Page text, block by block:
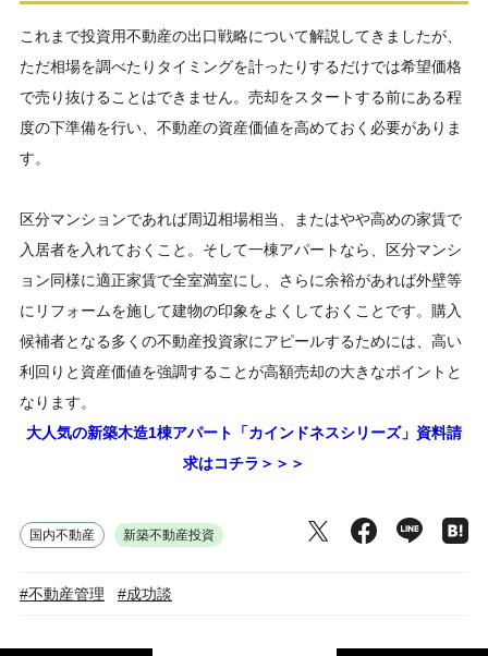
これまで投資用不動産の出口戦略について解説してきましたが、
ただ相場を調べたりタイミングを計ったりするだけでは希望価格
で売り抜けることはできません。売却をスタートする前にある程
度の下準備を行い、不動産の資産価値を高めておく必要がありま
す。
区分マンションであれば周辺相場相当、またはやや高めの家賃で
入居者を入れておくこと。そして一棟アパートなら、区分マンシ
ョン同様に適正家賃で全室満室にし、さらに余裕があれば外壁等
にリフォームを施して建物の印象をよくしておくことです。購入
候補者となる多くの不動産投資家にアピールするためには、高い
利回りと資産価値を強調することが高額売却の大きなポイントと
なります。
大人気の新築木造1棟アパート「カインドネスシリーズ」資料請
求はコチラ＞＞＞
国内不動産 新築不動産投資
#不動産管理 #成功談